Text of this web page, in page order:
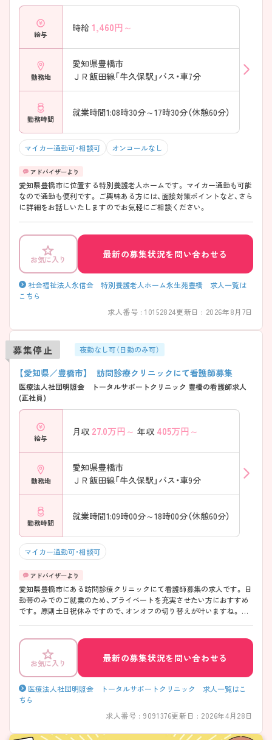
給与
時給 1,460円～
勤務地
愛知県豊橋市
ＪＲ飯田線「牛久保駅」バス・車7分
勤務時間
就業時間1:08時30分～17時30分（休憩60分）
マイカー通勤可・相談可 オンコールなし
愛知県豊橋市に位置する特別養護老人ホームです。 マイカー通勤も可能
なので通勤も便利です。 ご興味ある方には、面接対策ポイントなど、さら
に詳細をお話しいたしますのでお気軽にご相談ください。
お気に入り 最新の募集状況を問い合わせる
社会福祉法人永信会 特別養護老人ホーム永生苑豊橋 求人一覧は
こちら
求人番号 : 10152824更新日 : 2026年8月7日
募集停止 夜勤なし可（日勤のみ可）
【愛知県／豊橋市】 訪問診療クリニックにて看護師募集
医療法人社団明照会 トータルサポートクリニック 豊橋の看護師求人
(正社員)
給与
月収 27.0万円～ 年収 405万円～
勤務地
愛知県豊橋市
ＪＲ飯田線「牛久保駅」バス・車9分
勤務時間
就業時間1:09時00分～18時00分（休憩60分）
マイカー通勤可・相談可
愛知県豊橋市にある訪問診療クリニックにて看護師募集の求人です。 日
勤帯のみでのご就業のため、プライベートを充実させたい方におすすめ
です。 原則土日祝休みですので、オンオフの切り替えが叶いますね。 ご
お気に入り 最新の募集状況を問い合わせる
医療法人社団明照会 トータルサポートクリニック 求人一覧はこ
ちら
求人番号 : 9091376更新日 : 2026年4月28日